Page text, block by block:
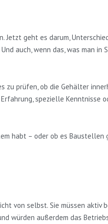
geht es darum,
auch, wenn das, was man
zu prüfen, ob die Gehälter
spezielle
habt – oder ob es Baustellen
von selbst. Sie müssen
würden außerdem das